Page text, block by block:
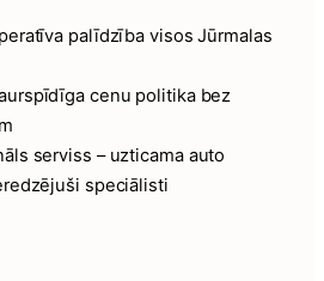
palīdzība visos Jūrmalas
cenu politika bez
serviss – uzticama auto
speciālisti